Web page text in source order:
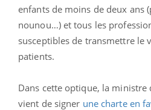
enfants de moins de deux ans
nounou…) et tous les
susceptibles de transmettre le
patients.
Dans cette optique, la ministre
vient de signer une charte en